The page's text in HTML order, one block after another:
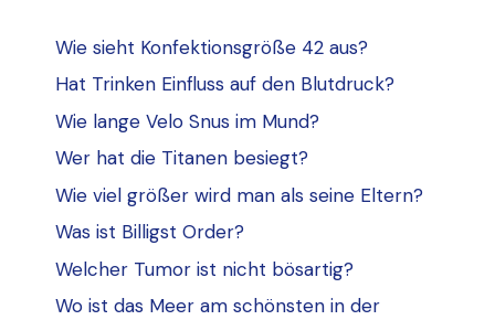
Wie sieht Konfektionsgröße 42 aus?
Hat Trinken Einfluss auf den Blutdruck?
Wie lange Velo Snus im Mund?
Wer hat die Titanen besiegt?
Wie viel größer wird man als seine Eltern?
Was ist Billigst Order?
Welcher Tumor ist nicht bösartig?
Wo ist das Meer am schönsten in der